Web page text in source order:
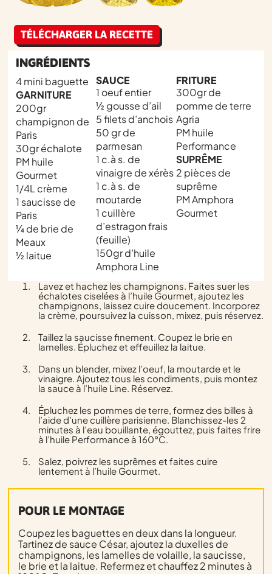
TÉLÉCHARGER LA RECETTE
INGRÉDIENTS
4 mini baguette
GARNITURE
200gr
champignon de
Paris
30gr échalote
PM huile
Gourmet
1/4L crème
1 saucisse de
Paris
¼ de brie de
Meaux
½ laitue
SAUCE
1 oeuf entier
½ gousse d’ail
5 filets d’anchois
50 gr de
parmesan
1 c.à s. de
vinaigre de xérès
1 c.à s. de
moutarde
1 cuillère
d’estragon frais
(feuille)
150gr d’huile
Amphora Line
FRITURE
300gr de
pomme de terre
Agria
PM huile
Performance
SUPRÊME
2 pièces de
suprême
PM Amphora
Gourmet
Lavez et hachez les champignons. Faites suer les
échalotes ciselées à l’huile Gourmet, ajoutez les
champignons, laissez cuire doucement. Incorporez
la crème, poursuivez la cuisson, mixez, puis réservez.
Taillez la saucisse finement. Coupez le brie en
lamelles. Épluchez et effeuillez la laitue.
Dans un blender, mixez l’oeuf, la moutarde et le
vinaigre. Ajoutez tous les condiments, puis montez
la sauce à l’huile Line. Réservez.
Épluchez les pommes de terre, formez des billes à
l’aide d’une cuillère parisienne. Blanchissez-les 2
minutes à l’eau bouillante, égouttez, puis faites frire
à l’huile Performance à 160°C.
Salez, poivrez les suprêmes et faites cuire
lentement à l’huile Gourmet.
POUR LE MONTAGE
Coupez les baguettes en deux dans la longueur.
Tartinez de sauce César, ajoutez la duxelles de
champignons, les lamelles de volaille, la saucisse,
le brie et la laitue. Refermez et chauffez 2 minutes à